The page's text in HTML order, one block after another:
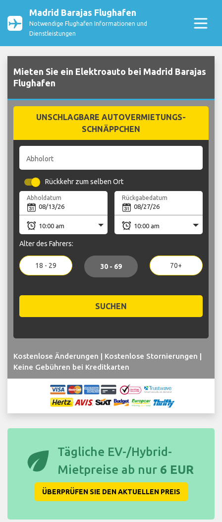
Madrid Barajas Flughafen
Notwendige Flughafen Informationen und
Dienstleistungen
Mieten Sie ein Elektroauto bei Madrid Barajas
Flughafen
UNSCHLAGBARE AUTOVERMIETUNGS-
SCHNÄPPCHEN
Abholort
Rückkehr zum selben Ort
Abholdatum Rückgabedatum
Alter des Fahrers:
18 - 29 30 - 69 70+
SUCHEN
Kostenlose Änderungen | Kostenlose Stornierungen |
Keine Gebühren bei Kreditkarten
eco
Tägliche EV-/Hybrid-
Mietpreise ab nur 6 EUR
ÜBERPRÜFEN SIE DEN AKTUELLEN PREIS